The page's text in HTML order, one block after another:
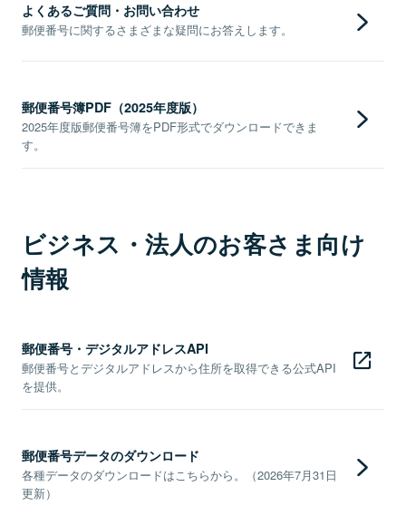
よくあるご質問・お問い合わせ
郵便番号に関するさまざまな疑問にお答えします。
郵便番号簿PDF（2025年度版）
2025年度版郵便番号簿をPDF形式でダウンロードできま
す。
ビジネス・法人のお客さま向け
情報
郵便番号・デジタルアドレスAPI
郵便番号とデジタルアドレスから住所を取得できる公式API
を提供。
郵便番号データのダウンロード
各種データのダウンロードはこちらから。（2026年7月31日
更新）